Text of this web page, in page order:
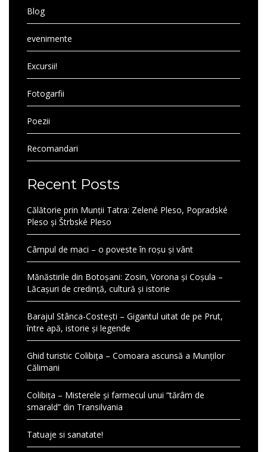
Blog
evenimente
Excursii!
Fotogarfii
Poezii
Recomandari
Recent Posts
Călătorie prin Munții Tatra: Zelené Pleso, Popradské
Pleso și Štrbské Pleso
Câmpul de maci – o poveste în roșu și vânt
Mănăstirile din Botoșani: Zosin, Vorona și Coșula –
Lăcașuri de credință, cultură și istorie
Barajul Stânca-Costești – Gigantul uitat de pe Prut,
între apă, istorie și legende
Ghid turistic Colibița – Comoara ascunsă a Munților
Călimani
Colibița – Misterele și farmecul unui “tărâm de
smarald” din Transilvania
Tatuaje si sanatate!